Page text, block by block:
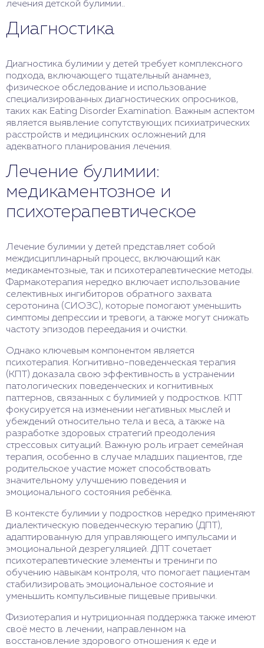
лечения детской булимии..
Диагностика
Диагностика булимии у детей требует комплексного
подхода, включающего тщательный анамнез,
физическое обследование и использование
специализированных диагностических опросников,
таких как Eating Disorder Examination. Важным аспектом
является выявление сопутствующих психиатрических
расстройств и медицинских осложнений для
адекватного планирования лечения.
Лечение булимии:
медикаментозное и
психотерапевтическое
Лечение булимии у детей представляет собой
междисциплинарный процесс, включающий как
медикаментозные, так и психотерапевтические методы.
Фармакотерапия нередко включает использование
селективных ингибиторов обратного захвата
серотонина (СИОЗС), которые помогают уменьшить
симптомы депрессии и тревоги, а также могут снижать
частоту эпизодов переедания и очистки.
Однако ключевым компонентом является
психотерапия. Когнитивно-поведенческая терапия
(КПТ) доказала свою эффективность в устранении
патологических поведенческих и когнитивных
паттернов, связанных с булимией у подростков. КПТ
фокусируется на изменении негативных мыслей и
убеждений относительно тела и веса, а также на
разработке здоровых стратегий преодоления
стрессовых ситуаций. Важную роль играет семейная
терапия, особенно в случае младших пациентов, где
родительское участие может способствовать
значительному улучшению поведения и
эмоционального состояния ребёнка.
В контексте булимии у подростков нередко применяют
диалектическую поведенческую терапию (ДПТ),
адаптированную для управляющего импульсами и
эмоциональной дезрегуляцией. ДПТ сочетает
психотерапевтические элементы и тренинги по
обучению навыкам контроля, что помогает пациентам
стабилизировать эмоциональное состояние и
уменьшить компульсивные пищевые привычки.
Физиотерапия и нутриционная поддержка также имеют
своё место в лечении, направленном на
восстановление здорового отношения к еде и